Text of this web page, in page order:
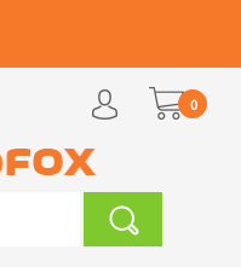
0